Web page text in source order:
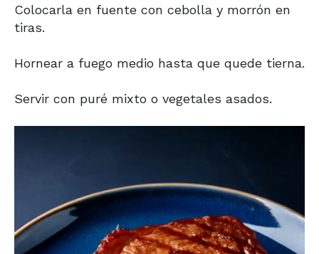
Colocarla en fuente con cebolla y morrón en
tiras.
Hornear a fuego medio hasta que quede tierna.
Servir con puré mixto o vegetales asados.